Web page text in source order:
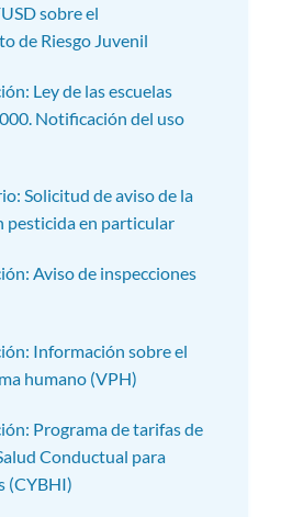
sobre el
de Riesgo Juvenil
Ley de las escuelas
Notificación del uso
Solicitud de aviso de la
pesticida en particular
Aviso de inspecciones
Información sobre el
humano (VPH)
Programa de tarifas de
Conductual para
(CYBHI)